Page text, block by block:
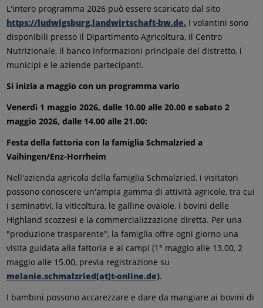
L'intero programma 2026 può essere scaricato dal sito
https://ludwigsburg.landwirtschaft-bw.de. I volantini sono
disponibili presso il Dipartimento Agricoltura, il Centro
Nutrizionale, il banco informazioni principale del distretto, i
municipi e le aziende partecipanti.
Si inizia a maggio con un programma vario
Venerdì 1 maggio 2026, dalle 10.00 alle 20.00 e sabato 2
maggio 2026, dalle 14.00 alle 21.00:
Festa della fattoria con la famiglia Schmalzried a
Vaihingen/Enz-Horrheim
Nell'azienda agricola della famiglia Schmalzried, i visitatori
possono conoscere un'ampia gamma di attività agricole, tra cui
i seminativi, la viticoltura, le galline ovaiole, i bovini delle
Highland scozzesi e la commercializzazione diretta. Per una
"produzione trasparente", la famiglia offre ogni giorno una
visita guidata alla fattoria e ai campi (1° maggio alle 13.00, 2
maggio alle 15.00, previa registrazione su
melanie.schmalzried[at]t-online.de).
I bambini possono accarezzare e dare da mangiare ai bovini di